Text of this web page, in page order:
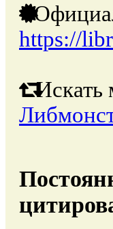
https://
Искать